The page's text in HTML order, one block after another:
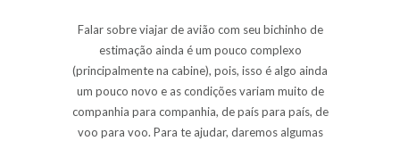
Falar sobre viajar de avião com seu bichinho de
estimação ainda é um pouco complexo
(principalmente na cabine), pois, isso é algo ainda
um pouco novo e as condições variam muito de
companhia para companhia, de país para país, de
voo para voo. Para te ajudar, daremos algumas